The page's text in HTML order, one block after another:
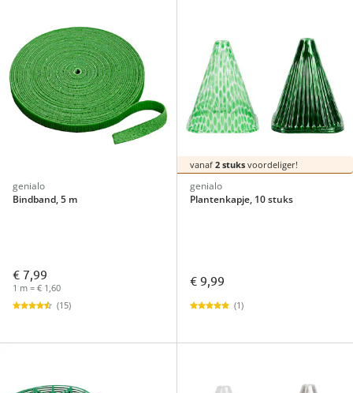
genialo
Bindband, 5 m
€ 7,99
1 m = € 1,60
(15)
vanaf 2 stuksvoordeliger!
genialo
Plantenkapje, 10 stuks
€ 9,99
(1)